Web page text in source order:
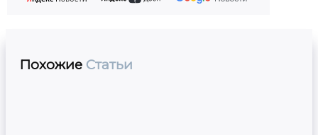
Похожие Статьи